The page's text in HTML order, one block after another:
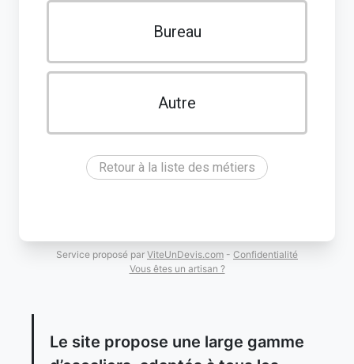
Bureau
Autre
Retour à la liste des métiers
Service proposé par ViteUnDevis.com - Confidentialité
Vous êtes un artisan ?
Le site propose une large gamme